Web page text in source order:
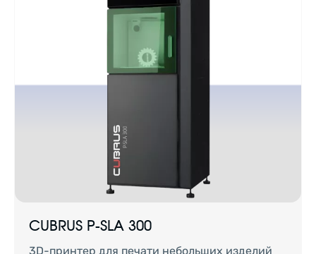
CUBRUS P-SLA 300
3D-принтер для печати небольших изделий